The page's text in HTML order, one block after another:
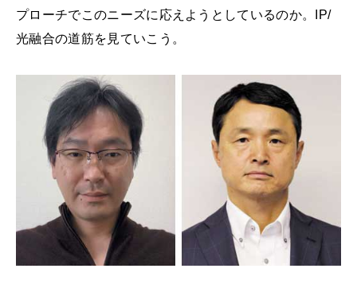
プローチでこのニーズに応えようとしているのか。IP/
光融合の道筋を見ていこう。